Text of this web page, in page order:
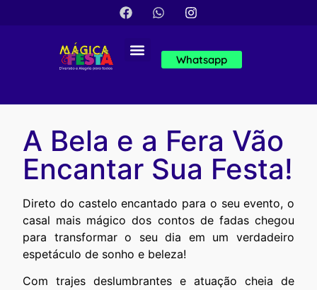
Whatsapp
A Bela e a Fera Vão
Encantar Sua Festa!
Direto do castelo encantado para o seu evento, o
casal mais mágico dos contos de fadas chegou
para transformar o seu dia em um verdadeiro
espetáculo de sonho e beleza!
Com trajes deslumbrantes e atuação cheia de